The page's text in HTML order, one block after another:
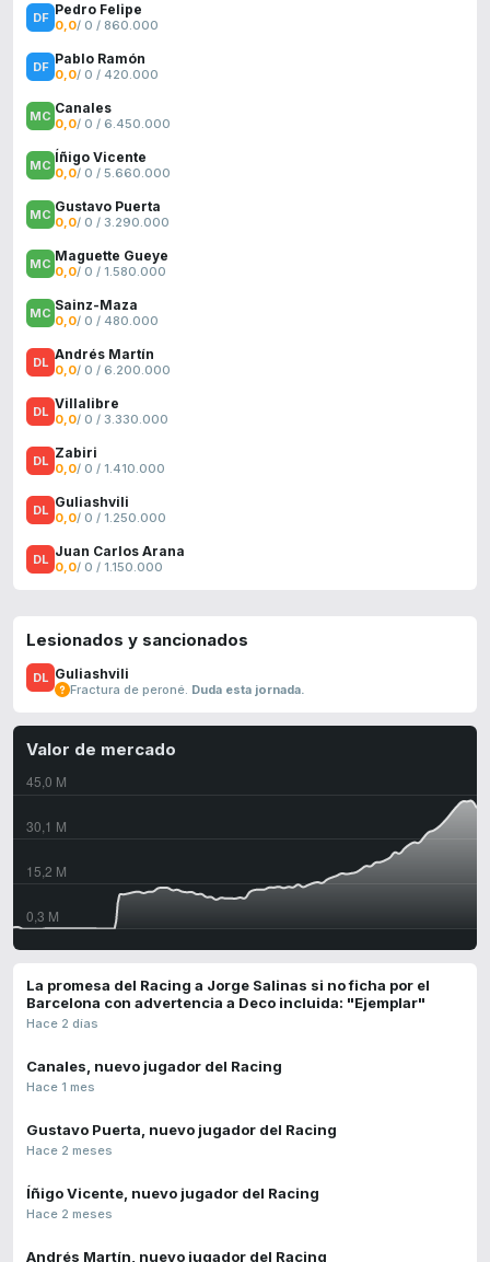
Pedro Felipe
0,0/ 0 / 860.000
Pablo Ramón
0,0/ 0 / 420.000
Canales
0,0/ 0 / 6.450.000
Íñigo Vicente
0,0/ 0 / 5.660.000
Gustavo Puerta
0,0/ 0 / 3.290.000
Maguette Gueye
0,0/ 0 / 1.580.000
Sainz-Maza
0,0/ 0 / 480.000
Andrés Martín
0,0/ 0 / 6.200.000
Villalibre
0,0/ 0 / 3.330.000
Zabiri
0,0/ 0 / 1.410.000
Guliashvili
0,0/ 0 / 1.250.000
Juan Carlos Arana
0,0/ 0 / 1.150.000
Lesionados y sancionados
Guliashvili
Fractura de peroné. Duda esta jornada.
Valor de mercado
La promesa del Racing a Jorge Salinas si no ficha por el
Barcelona con advertencia a Deco incluida: "Ejemplar"
Hace 2 días
Canales, nuevo jugador del Racing
Hace 1 mes
Gustavo Puerta, nuevo jugador del Racing
Hace 2 meses
Íñigo Vicente, nuevo jugador del Racing
Hace 2 meses
Andrés Martín, nuevo jugador del Racing